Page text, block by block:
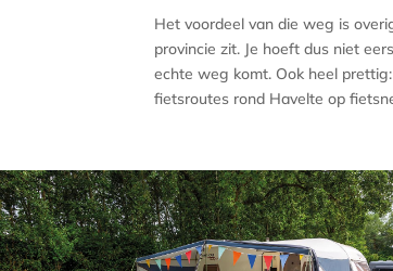
Het voordeel van die weg is
provincie zit. Je hoeft dus niet
echte weg komt. Ook heel
fietsroutes rond Havelte op